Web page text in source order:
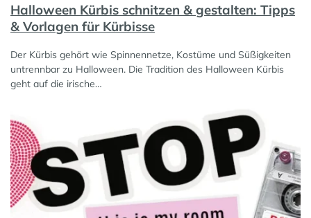
Halloween Kürbis schnitzen & gestalten: Tipps
& Vorlagen für Kürbisse
Der Kürbis gehört wie Spinnennetze, Kostüme und Süßigkeiten
untrennbar zu Halloween. Die Tradition des Halloween Kürbis
geht auf die irische…